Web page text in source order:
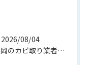
2026/08/04
福岡のカビ取り業者おすすめの選び方と費用